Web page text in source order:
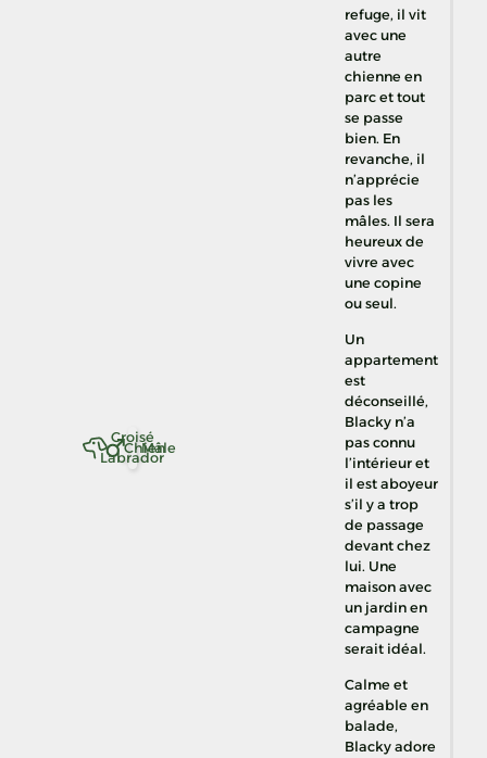
Chien
Croisé
Labrador
Mâle
refuge, il vit
avec une
autre
chienne en
parc et tout
se passe
bien. En
revanche, il
n’apprécie
pas les
mâles. Il sera
heureux de
vivre avec
une copine
ou seul.
Un
appartement
est
déconseillé,
Blacky n’a
pas connu
l’intérieur et
il est aboyeur
s’il y a trop
de passage
devant chez
lui. Une
maison avec
un jardin en
campagne
serait idéal.
Calme et
agréable en
balade,
Blacky adore